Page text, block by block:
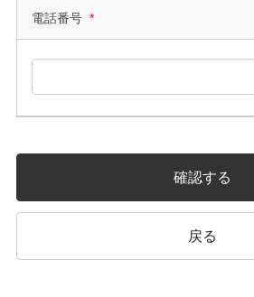
電話番号 *
確認する
戻る